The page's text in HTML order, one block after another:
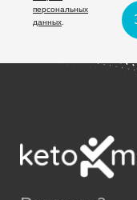
персональных
данных